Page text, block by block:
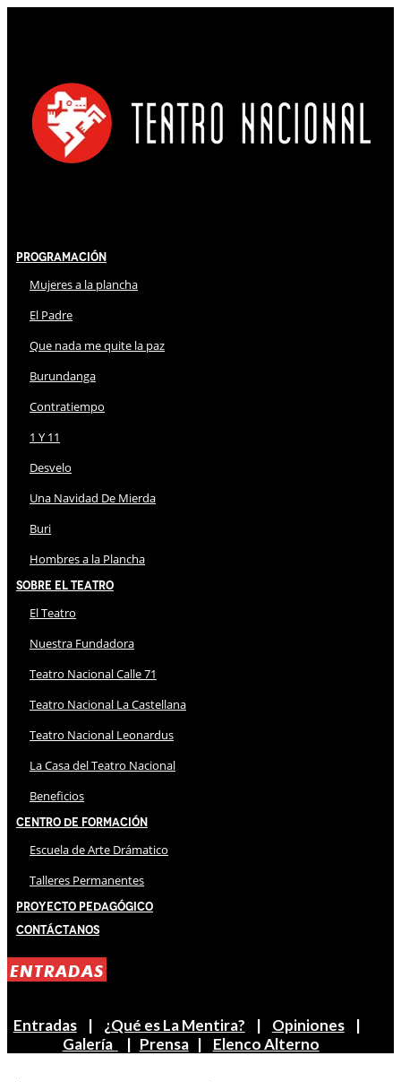
Programación
Mujeres a la plancha
El Padre
Que nada me quite la paz
Burundanga
Contratiempo
1 Y 11
Desvelo
Una Navidad De Mierda
Buri
Hombres a la Plancha
Sobre El Teatro
El Teatro
Nuestra Fundadora
Teatro Nacional Calle 71
Teatro Nacional La Castellana
Teatro Nacional Leonardus
La Casa del Teatro Nacional
Beneficios
Centro de Formación
Escuela de Arte Drámatico
Talleres Permanentes
Proyecto Pedagógico
Contáctanos
ENTRADAS
Entradas| ¿Qué es La Mentira? | Opiniones|
Galería
| Prensa| Elenco Alterno